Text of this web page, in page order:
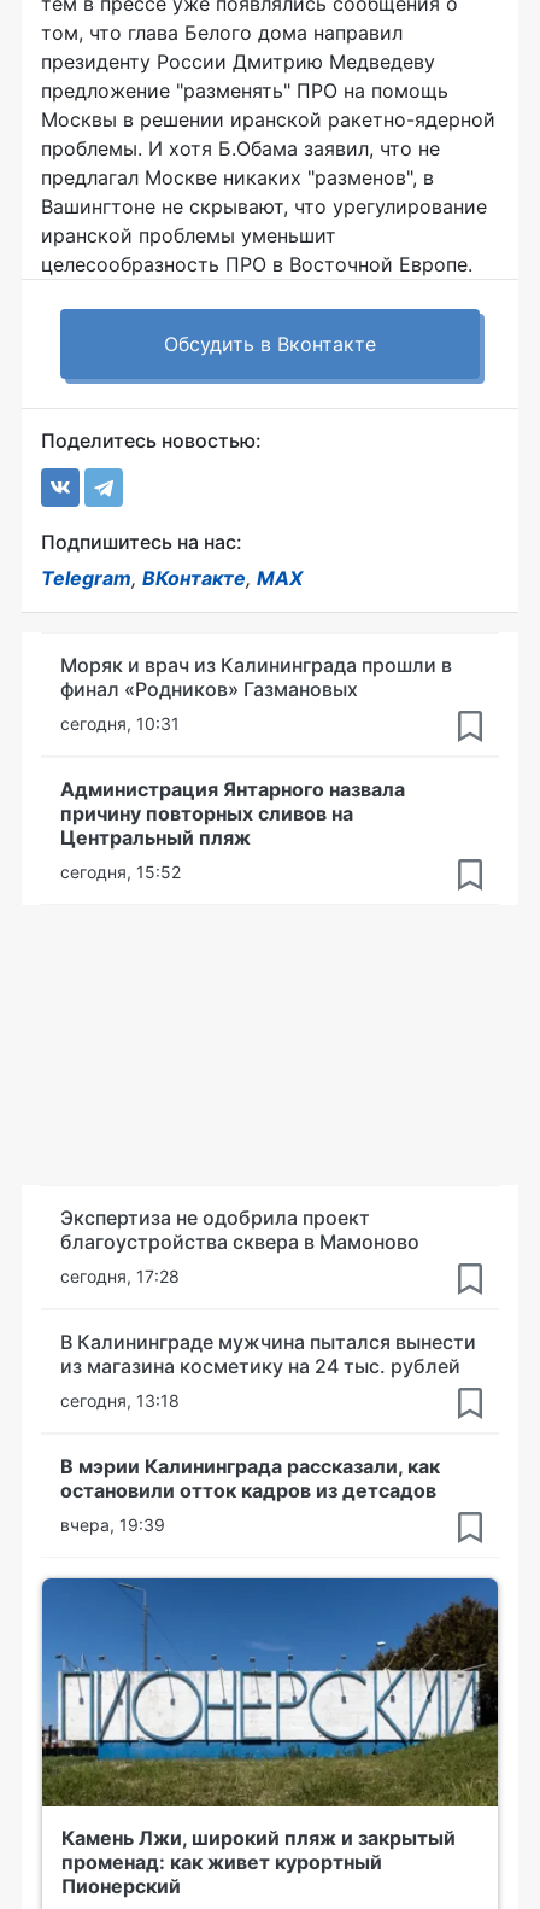
том, что глава Белого дома направил
президенту России Дмитрию Медведеву
предложение "разменять" ПРО на помощь
Москвы в решении иранской ракетно-ядерной
проблемы. И хотя Б.Обама заявил, что не
предлагал Москве никаких "разменов", в
Вашингтоне не скрывают, что урегулирование
иранской проблемы уменьшит
целесообразность ПРО в Восточной Европе.
Обсудить в Вконтакте
Поделитесь новостью:
Подпишитесь на нас:
Telegram, ВКонтакте, MAX
Моряк и врач из Калининграда прошли в
финал «Родников» Газмановых
сегодня, 10:31
Администрация Янтарного назвала
причину повторных сливов на
Центральный пляж
сегодня, 15:52
Экспертиза не одобрила проект
благоустройства сквера в Мамоново
сегодня, 17:28
В Калининграде мужчина пытался вынести
из магазина косметику на 24 тыс. рублей
сегодня, 13:18
В мэрии Калининграда рассказали, как
остановили отток кадров из детсадов
вчера, 19:39
Камень Лжи, широкий пляж и закрытый
променад: как живет курортный
Пионерский